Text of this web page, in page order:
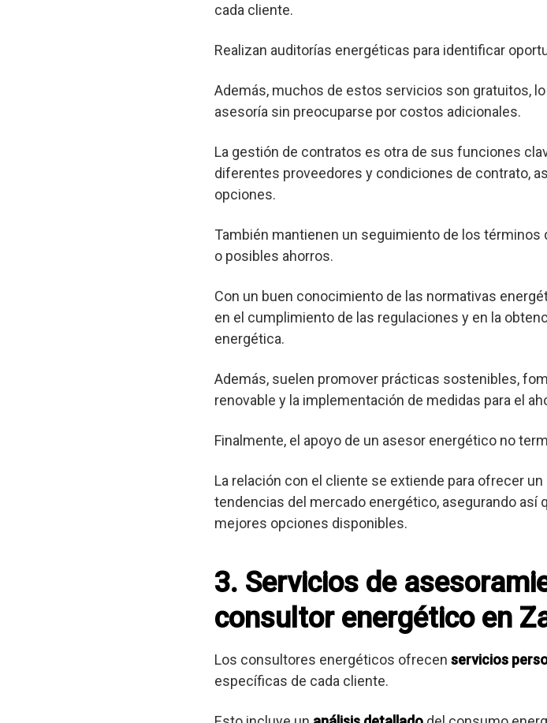
cada cliente.
Realizan auditorías energéticas para identificar
Además, muchos de estos servicios son gratuitos,
asesoría sin preocuparse por costos adicionales.
La gestión de contratos es otra de sus funciones
diferentes proveedores y condiciones de contrato,
opciones.
También mantienen un seguimiento de los
o posibles ahorros.
Con un buen conocimiento de las normativas
en el cumplimiento de las regulaciones y en la
energética.
Además, suelen promover prácticas sostenibles,
renovable y la implementación de medidas para el
Finalmente, el apoyo de un asesor energético no
La relación con el cliente se extiende para ofrecer
tendencias del mercado energético, asegurando
mejores opciones disponibles.
3. Servicios de
consultor energético en
Los consultores energéticos ofrecen servicios
específicas de cada cliente.